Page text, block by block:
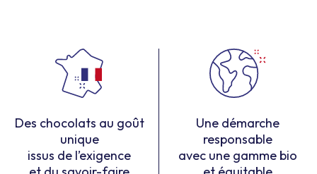
Des chocolats au goût
unique
issus de l’exigence
Une démarche
responsable
avec une gamme bio